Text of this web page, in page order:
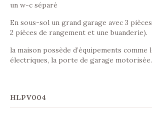
un w-c séparé
En sous-sol un grand garage avec 3
2 pièces de rangement et une buanderie).
la maison possède d’équipements
électriques, la porte de garage motorisée.
HLPV004